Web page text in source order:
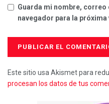
Guarda mi nombre, correo
navegador para la próxima
Este sitio usa Akismet para
procesan los datos de tus